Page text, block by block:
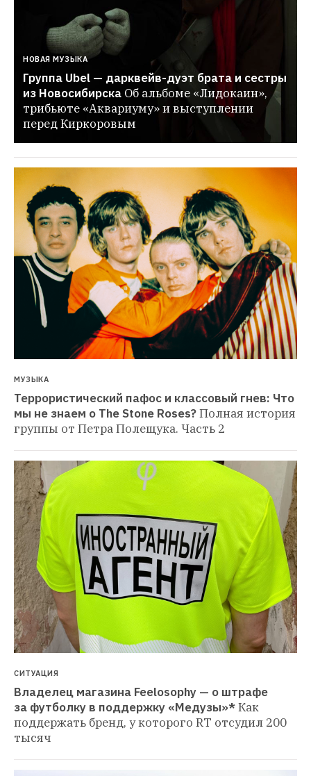
НОВАЯ МУЗЫКА
Группа Ubel — дарквейв-дуэт брата и сестры
из Новосибирска Об альбоме «Лидокаин»,
трибьюте «Аквариуму» и выступлении
перед Киркоровым
МУЗЫКА
Террористический пафос и классовый гнев: Что
мы не знаем о The Stone Roses?Полная история
группы от Петра Полещука. Часть 2
СИТУАЦИЯ
Владелец магазина Feelosophy — о штрафе
за футболку в поддержку «Медузы»*Как
поддержать бренд, у которого RT отсудил 200
тысяч